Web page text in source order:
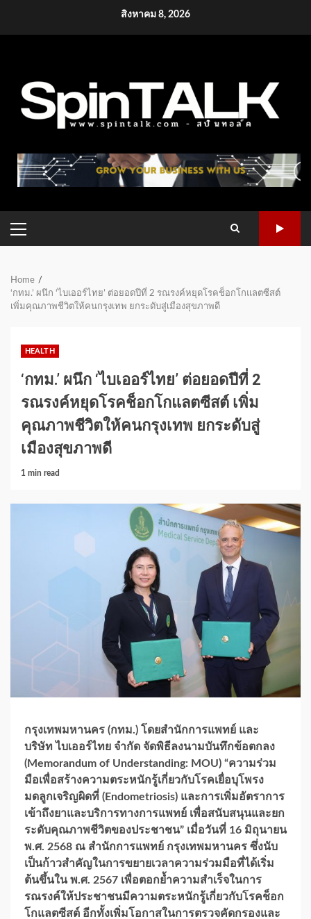
สิงหาคม 8, 2026
PRIMARY
MENU
Home
‘กทม.’ ผนึก ‘ไบเออร์ไทย’ ต่อยอดปีที่ 2 รณรงค์หยุดโรคช็อกโกแลตซีสต์
เพิ่มคุณภาพชีวิตให้คนกรุงเทพ ยกระดับสู่เมืองสุขภาพดี
HEALTH
‘กทม.’ ผนึก ‘ไบเออร์ไทย’ ต่อยอดปีที่ 2
รณรงค์หยุดโรคช็อกโกแลตซีสต์ เพิ่ม
คุณภาพชีวิตให้คนกรุงเทพ ยกระดับสู่
เมืองสุขภาพดี
1 min read
กรุงเทพมหานคร (กทม.) โดยสำนักการแพทย์ และ
บริษัท ไบเออร์ไทย จำกัด จัดพิธีลงนามบันทึกข้อตกลง
(Memorandum of Understanding: MOU) “ความร่วม
มือเพื่อสร้างความตระหนักรู้เกี่ยวกับโรคเยื่อบุโพรง
มดลูกเจริญผิดที่ (Endometriosis) และการเพิ่มอัตราการ
เข้าถึงยาและบริการทางการแพทย์ เพื่อสนับสนุนและยก
ระดับคุณภาพชีวิตของประชาชน” เมื่อวันที่ 16 มิถุนายน
พ.ศ. 2568 ณ สำนักการแพทย์ กรุงเทพมหานคร ซึ่งนับ
เป็นก้าวสำคัญในการขยายเวลาความร่วมมือที่ได้เริ่ม
ต้นขึ้นใน พ.ศ. 2567 เพื่อตอกย้ำความสำเร็จในการ
รณรงค์ให้ประชาชนมีความตระหนักรู้เกี่ยวกับโรคช็อก
โกแลตซีสต์ อีกทั้งเพิ่มโอกาสในการตรวจคัดกรองและ